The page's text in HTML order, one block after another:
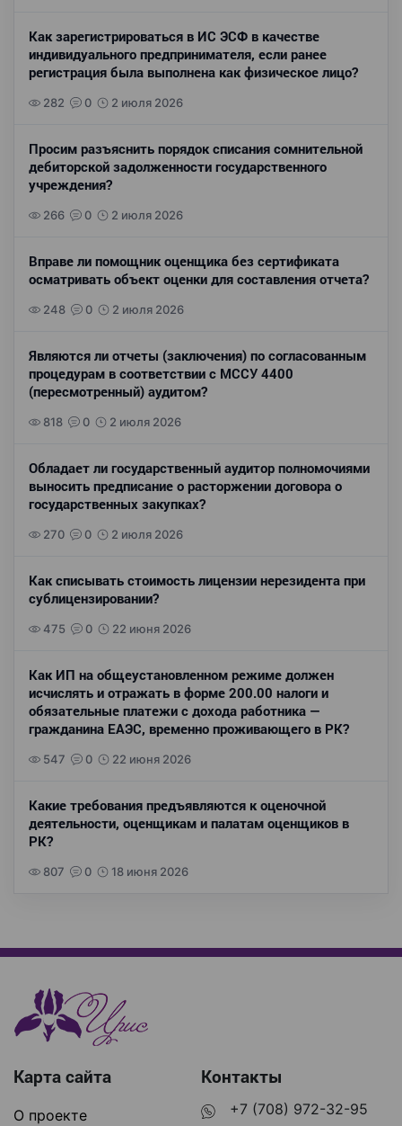
Как зарегистрироваться в ИС ЭСФ в качестве
индивидуального предпринимателя, если ранее
регистрация была выполнена как физическое лицо?
282 0 2 июля 2026
Просим разъяснить порядок списания сомнительной
дебиторской задолженности государственного
учреждения?
266 0 2 июля 2026
Вправе ли помощник оценщика без сертификата
осматривать объект оценки для составления отчета?
248 0 2 июля 2026
Являются ли отчеты (заключения) по согласованным
процедурам в соответствии с МССУ 4400
(пересмотренный) аудитом?
818 0 2 июля 2026
Обладает ли государственный аудитор полномочиями
выносить предписание о расторжении договора о
государственных закупках?
270 0 2 июля 2026
Как списывать стоимость лицензии нерезидента при
сублицензировании?
475 0 22 июня 2026
Как ИП на общеустановленном режиме должен
исчислять и отражать в форме 200.00 налоги и
обязательные платежи с дохода работника —
гражданина ЕАЭС, временно проживающего в РК?
547 0 22 июня 2026
Какие требования предъявляются к оценочной
деятельности, оценщикам и палатам оценщиков в
РК?
807 0 18 июня 2026
Карта сайта
О проекте
Контакты
+7 (708) 972-32-95